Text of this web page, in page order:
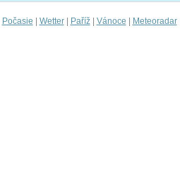
Počasie | Wetter| Paříž| Vánoce | Meteoradar